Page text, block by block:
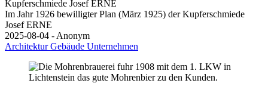
Kupferschmiede Josef ERNE
Im Jahr 1926 bewilligter Plan (März 1925) der Kupferschmiede
Josef ERNE
2025-08-04 - Anonym
ArchitekturGebäude Unternehmen